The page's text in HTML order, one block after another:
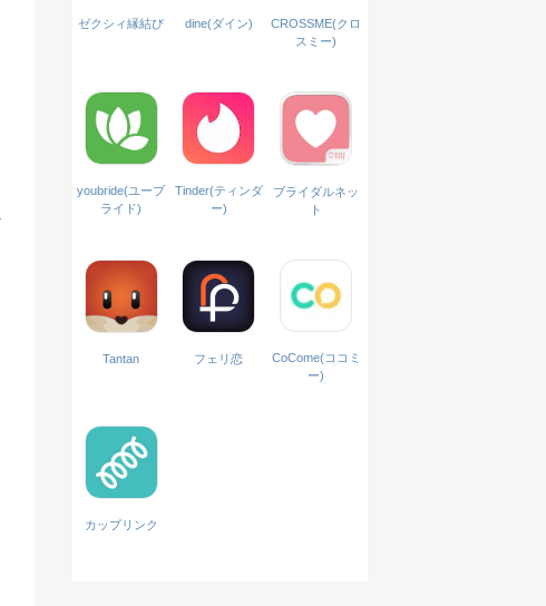
ゼクシィ縁結び dine(ダイン)
CROSSME(クロ
スミー)
youbride(ユーブ
ライド)
Tinder(ティンダ
ー)
ブライダルネッ
ト
Tantan フェリ恋
CoCome(ココミ
ー)
カップリンク